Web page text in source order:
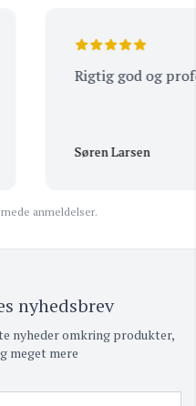
Rigtig god og
Søren Larsen
anmeldelser.
nyhedsbrev
nyheder omkring produkter,
meget mere